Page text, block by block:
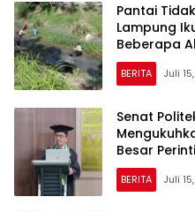
Pantai
Lampung
Beberapa
BERITA Juli
Senat
Besar
BERITA Juli